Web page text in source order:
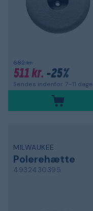
682 kr.
511 kr. -25%
Sendes indenfor 7-11 dage
MILWAUKEE
Polerehætte
4932430395